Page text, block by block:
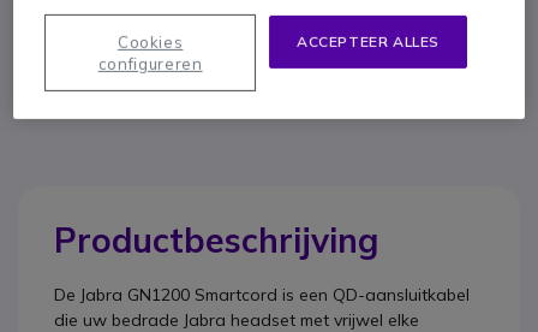
Lengte: 2m
RJ9-insteekplug
QD-aansluiting
Productbeschrijving
De Jabra GN1200 Smartcord is een QD-aansluitkabel
die uw bedrade Jabra headset met vrijwel elke
ACCEPTEER ALLES
Cookies
configureren